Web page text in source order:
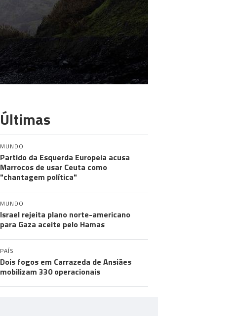
Últimas
MUNDO
Partido da Esquerda Europeia acusa
Marrocos de usar Ceuta como
"chantagem política"
MUNDO
Israel rejeita plano norte-americano
para Gaza aceite pelo Hamas
PAÍS
Dois fogos em Carrazeda de Ansiães
mobilizam 330 operacionais